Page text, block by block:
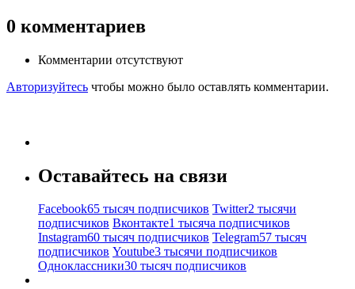
0 комментариев
Комментарии отсутствуют
Авторизуйтесь чтобы можно было оставлять комментарии.
Оставайтесь на связи
Facebook65 тысяч подписчиков Twitter2 тысячи
подписчиков Вконтакте1 тысяча подписчиков
Instagram60 тысяч подписчиков Telegram57 тысяч
подписчиков Youtube3 тысячи подписчиков
Одноклассники30 тысяч подписчиков